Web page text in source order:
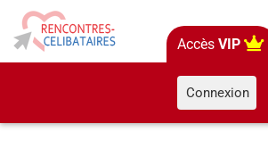
Accès VIP
Connexion